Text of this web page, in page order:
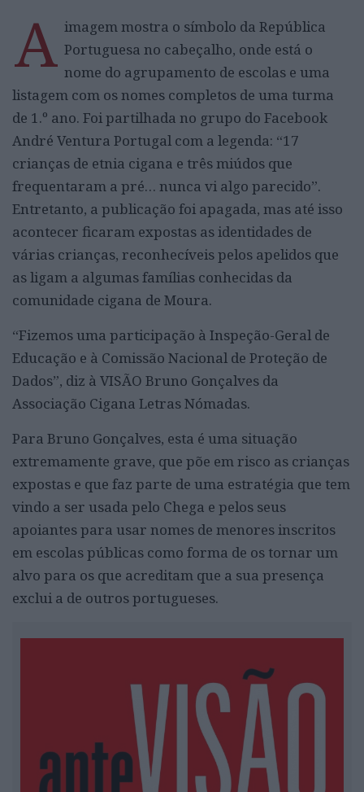
A imagem mostra o símbolo da República
Portuguesa no cabeçalho, onde está o
nome do agrupamento de escolas e uma
listagem com os nomes completos de uma turma
de 1.º ano. Foi partilhada no grupo do Facebook
André Ventura Portugal com a legenda: “17
crianças de etnia cigana e três miúdos que
frequentaram a pré… nunca vi algo parecido”.
Entretanto, a publicação foi apagada, mas até isso
acontecer ficaram expostas as identidades de
várias crianças, reconhecíveis pelos apelidos que
as ligam a algumas famílias conhecidas da
comunidade cigana de Moura.
“Fizemos uma participação à Inspeção-Geral de
Educação e à Comissão Nacional de Proteção de
Dados”, diz à VISÃO Bruno Gonçalves da
Associação Cigana Letras Nómadas.
Para Bruno Gonçalves, esta é uma situação
extremamente grave, que põe em risco as crianças
expostas e que faz parte de uma estratégia que tem
vindo a ser usada pelo Chega e pelos seus
apoiantes para usar nomes de menores inscritos
em escolas públicas como forma de os tornar um
alvo para os que acreditam que a sua presença
exclui a de outros portugueses.